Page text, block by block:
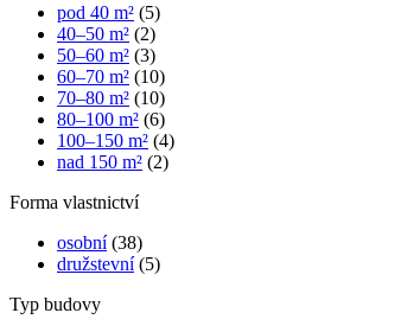
pod 40 m² (5)
40–50 m² (2)
50–60 m² (3)
60–70 m² (10)
70–80 m² (10)
80–100 m² (6)
100–150 m² (4)
nad 150 m² (2)
Forma vlastnictví
osobní(38)
družstevní(5)
Typ budovy